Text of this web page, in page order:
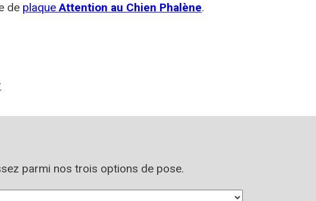
de plaqueAttention au Chien Phalène.
parmi nos trois options de pose.